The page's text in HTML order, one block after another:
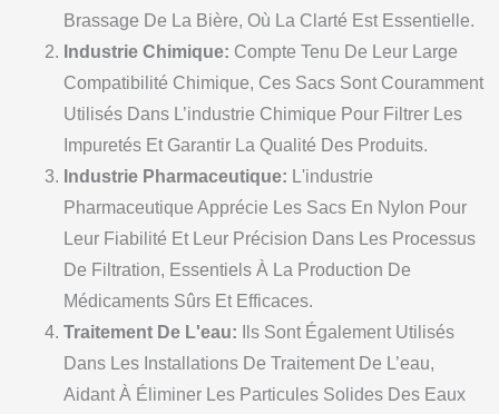
Brassage De La Bière, Où La Clarté Est Essentielle.
Industrie Chimique: Compte Tenu De Leur Large
Compatibilité Chimique, Ces Sacs Sont Couramment
Utilisés Dans L’industrie Chimique Pour Filtrer Les
Impuretés Et Garantir La Qualité Des Produits.
Industrie Pharmaceutique: L'industrie
Pharmaceutique Apprécie Les Sacs En Nylon Pour
Leur Fiabilité Et Leur Précision Dans Les Processus
De Filtration, Essentiels À La Production De
Médicaments Sûrs Et Efficaces.
Traitement De L'eau: Ils Sont Également Utilisés
Dans Les Installations De Traitement De L’eau,
Aidant À Éliminer Les Particules Solides Des Eaux